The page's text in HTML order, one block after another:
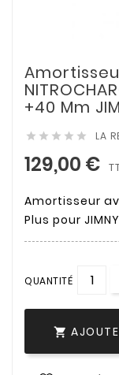
+40 Mm
     LA
129,00 €
Amortisseur
Plus pour
QUANTITÉ
